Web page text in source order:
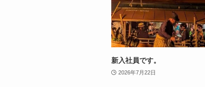
新入社員です。
2026年7月22日